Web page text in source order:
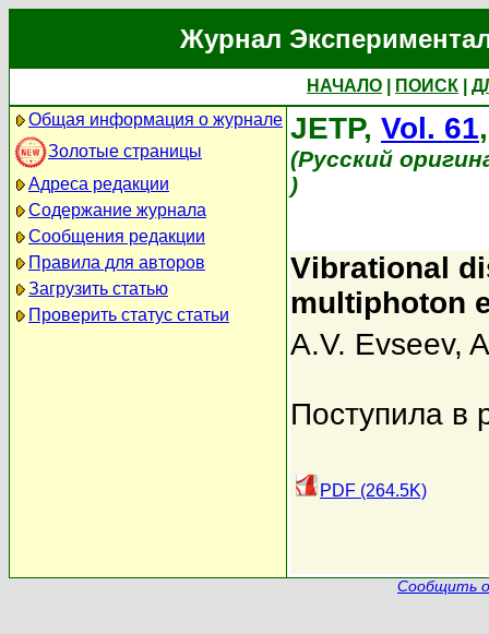
Журнал
НАЧАЛО ПОИСК
Общая информация о журнале
Золотые страницы
Адреса редакции
Содержание журнала
Сообщения редакции
Правила для авторов
Загрузить статью
Проверить статус статьи
JETP, Vol. 61
(Русский
)
Vibrational
multiphoton
A.V. Evseev,
Поступила в
PDF (264.5K)
Сообщить о